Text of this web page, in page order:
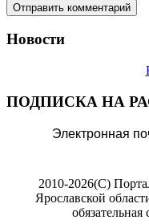
Новости
ПОДПИСКА НА
Электронная
2010-2026(С)
Ярославской